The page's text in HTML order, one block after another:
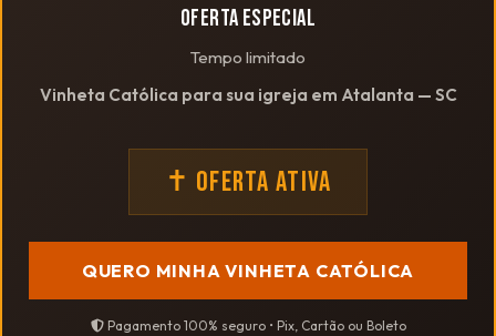
OFERTA ESPECIAL
Tempo limitado
Vinheta Católica para sua igreja em Atalanta — SC
✝ OFERTA ATIVA
QUERO MINHA VINHETA CATÓLICA
Pagamento 100% seguro • Pix, Cartão ou Boleto